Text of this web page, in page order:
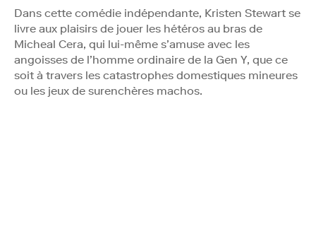
Dans cette comédie indépendante, Kristen Stewart se
livre aux plaisirs de jouer les hétéros au bras de
Micheal Cera, qui lui-même s’amuse avec les
angoisses de l’homme ordinaire de la Gen Y, que ce
soit à travers les catastrophes domestiques mineures
ou les jeux de surenchères machos.